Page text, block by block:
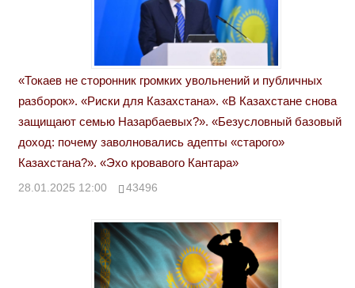
«Токаев не сторонник громких увольнений и публичных
разборок». «Риски для Казахстана». «В Казахстане снова
защищают семью Назарбаевых?». «Безусловный базовый
доход: почему заволновались адепты «старого»
Казахстана?». «Эхо кровавого Кантара»
28.01.2025 12:00 43496